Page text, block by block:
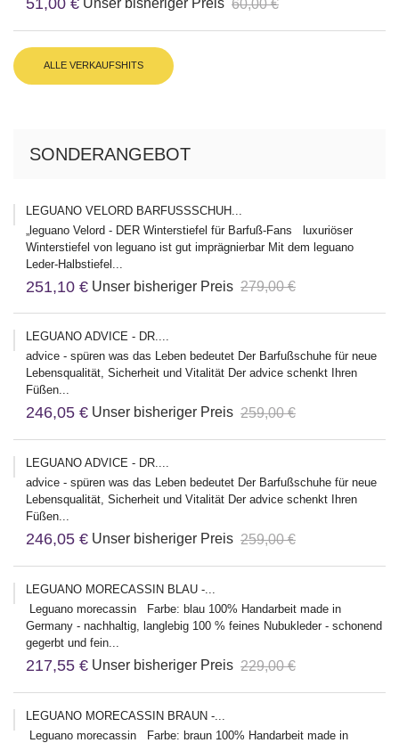
51,00 € Unser bisheriger Preis 60,00 €
ALLE VERKAUFSHITS
SONDERANGEBOT
LEGUANO VELORD BARFUSSSCHUH...
„leguano Velord - DER Winterstiefel für Barfuß-Fans luxuriöser
Winterstiefel von leguano ist gut imprägnierbar Mit dem leguano
Leder-Halbstiefel...
251,10 € Unser bisheriger Preis 279,00 €
LEGUANO ADVICE - DR....
advice - spüren was das Leben bedeutet Der Barfußschuhe für neue
Lebensqualität, Sicherheit und Vitalität Der advice schenkt Ihren
Füßen...
246,05 € Unser bisheriger Preis 259,00 €
LEGUANO ADVICE - DR....
advice - spüren was das Leben bedeutet Der Barfußschuhe für neue
Lebensqualität, Sicherheit und Vitalität Der advice schenkt Ihren
Füßen...
246,05 € Unser bisheriger Preis 259,00 €
LEGUANO MORECASSIN BLAU -...
Leguano morecassin Farbe: blau 100% Handarbeit made in
Germany - nachhaltig, langlebig 100 % feines Nubukleder - schonend
gegerbt und fein...
217,55 € Unser bisheriger Preis 229,00 €
LEGUANO MORECASSIN BRAUN -...
Leguano morecassin Farbe: braun 100% Handarbeit made in